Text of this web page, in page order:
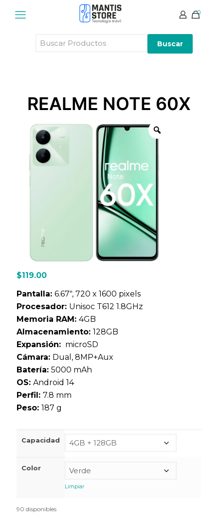
0
Productos
REALME NOTE 60X
$119.00
Pantalla: 6.67", 720 x 1600 pixels
Procesador: Unisoc T612 1.8GHz
Memoria RAM: 4GB
Almacenamiento: 128GB
Expansión: microSD
Cámara: Dual, 8MP+Aux
Batería: 5000 mAh
OS: Android 14
Perfil: 7.8 mm
Peso: 187 g
Capacidad
Color
Limpiar
90 disponibles